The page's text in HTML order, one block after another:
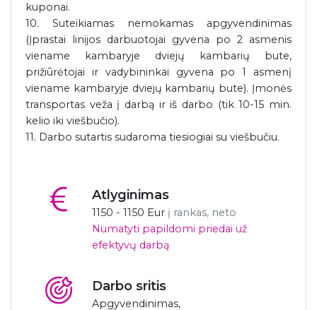
kuponai.
10. Suteikiamas nemokamas apgyvendinimas
(Įprastai linijos darbuotojai gyvena po 2 asmenis
viename kambaryje dviejų kambarių bute,
prižiūrėtojai ir vadybininkai gyvena po 1 asmenį
viename kambaryje dviejų kambarių bute). Įmonės
transportas veža į darbą ir iš darbo (tik 10-15 min.
kelio iki viešbučio).
11. Darbo sutartis sudaroma tiesiogiai su viešbučiu.
Atlyginimas
1150 - 1150 Eur į rankas, neto
Numatyti papildomi priedai už
efektyvų darbą
Darbo sritis
Apgyvendinimas,